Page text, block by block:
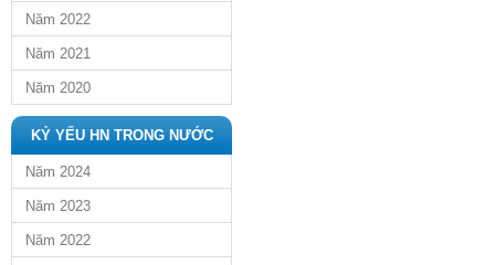
Năm 2022
Năm 2021
Năm 2020
KỶ YẾU HN TRONG NƯỚC
Năm 2024
Năm 2023
Năm 2022